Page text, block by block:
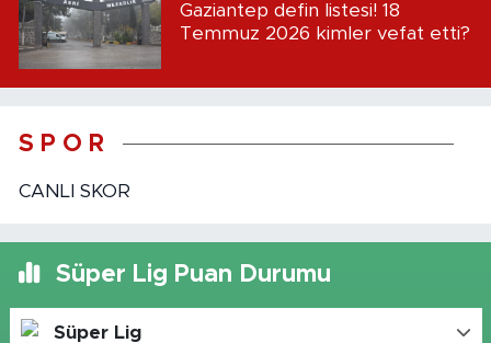
Gaziantep defin listesi! 18
Temmuz 2026 kimler vefat etti?
S P O R
CANLI SKOR
Süper Lig Puan Durumu
Süper Lig